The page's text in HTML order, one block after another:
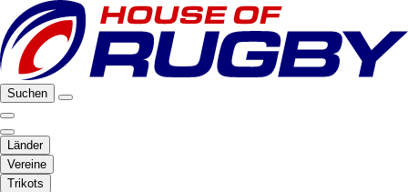
Suchen
Länder
Vereine
Trikots